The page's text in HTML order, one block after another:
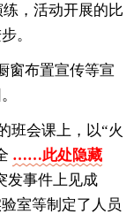
，活动开展的比
。
窗布置宣传等宣
班会课上，以“火
……此处隐藏
发事件上见成
室等制定了人员